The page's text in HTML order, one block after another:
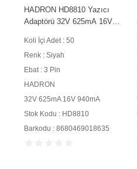
HADRON HD8810 Yazıcı
Adaptörü 32V 625mA 16V
Koli İçi Adet : 50
Renk : Siyah
Ebat : 3 Pin
HADRON
32V 625mA 16V 940mA
Stok Kodu : HD8810
Barkodu : 8680469018635